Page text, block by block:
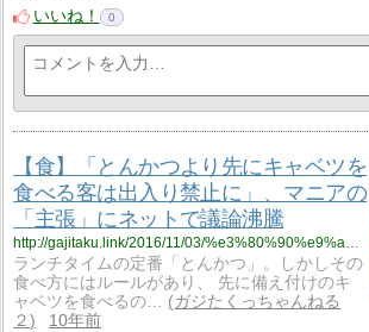
いいね！
0
【食】「とんかつより先にキャベツを
食べる客は出入り禁止に」、マニアの
「主張」にネットで議論沸騰
http://gajitaku.link/2016/11/03/%e3%80%90%e9%a3%9f%e3%80%91%e3%80%8c%e3%81%a8%e3%82%93%e3%81%8b%e3%81%a4%e3%82%88%e3%82%8a%e5%85%88%e3%81%ab%e3%82%ad%e3%83%a3%e3%83%99%e3%83%84%e3%82%92%e9%a3%9f%e3%81%b9%e3%82%8b%e5%ae%a2%e3%81%af/
ランチタイムの定番「とんかつ」。しかしその
食べ方にはルールがあり、 先に備え付けのキ
ャベツを食べるの…
ガジたくっちゃんねる
２
10年前